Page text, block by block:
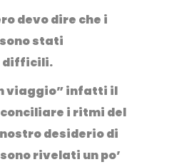
devo dire che i
stati
difficili.
viaggio” infatti il
i ritmi del
desiderio di
rivelati un po’